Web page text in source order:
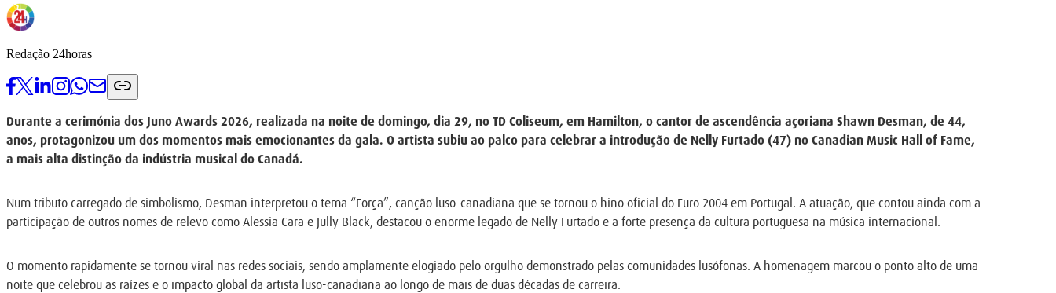
Redação 24horas
Durante a cerimónia dos Juno Awards 2026, realizada na noite de domingo, dia 29, no TD Coliseum, em Hamilton, o cantor de ascendência açoriana Shawn Desman, de 44,
anos, protagonizou um dos momentos mais emocionantes da gala. O artista subiu ao palco para celebrar a introdução de Nelly Furtado (47) no Canadian Music Hall of Fame,
a mais alta distinção da indústria musical do Canadá.
Num tributo carregado de simbolismo, Desman interpretou o tema “Força”, canção luso-canadiana que se tornou o hino oficial do Euro 2004 em Portugal. A atuação, que contou ainda com a
participação de outros nomes de relevo como Alessia Cara e Jully Black, destacou o enorme legado de Nelly Furtado e a forte presença da cultura portuguesa na música internacional.
O momento rapidamente se tornou viral nas redes sociais, sendo amplamente elogiado pelo orgulho demonstrado pelas comunidades lusófonas. A homenagem marcou o ponto alto de uma
noite que celebrou as raízes e o impacto global da artista luso-canadiana ao longo de mais de duas décadas de carreira.